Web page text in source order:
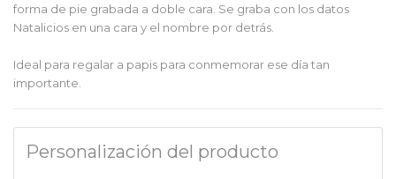
forma de pie grabada a doble cara. Se graba con los datos
Natalicios en una cara y el nombre por detrás.
Ideal para regalar a papis para conmemorar ese día tan
importante.
Personalización del producto